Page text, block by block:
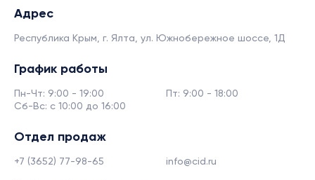
Адрес
Республика Крым, г. Ялта, ул. Южнобережное шоссе, 1Д
График работы
Пн-Чт: 9:00 - 19:00
Пт: 9:00 - 18:00
Сб-Вс: с 10:00 до 16:00
Отдел продаж
+7 (3652) 77-98-65 info@cid.ru